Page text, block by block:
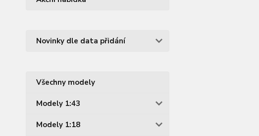
Novinky dle data přidání
Všechny modely
Modely 1:43
Modely 1:18